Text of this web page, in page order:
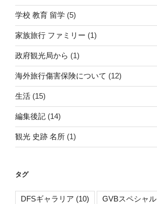
学校 教育 留学 (5)
家族旅行 ファミリー (1)
政府観光局から (1)
海外旅行傷害保険について (12)
生活 (15)
編集後記 (14)
観光 史跡 名所 (1)
タグ
DFSギャラリア (10) GVBスペシャル